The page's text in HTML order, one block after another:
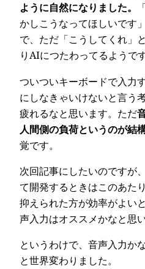
ように自然になりました。
かしこうなってほしいです
で、ただ「こうしてくれ」
りAIにつたわってるようです
ついついキーボードで入力
にしなきゃいけないと言う
疲れるなと思います。ただ
人間側の負荷というのが結
覚です。
次回記事にしたいのですが
て開発するときはこのあた
抑えられた方が効率がよい
声入力はオススメかなと思い
というわけで、音声入力か
と世界変わりました。